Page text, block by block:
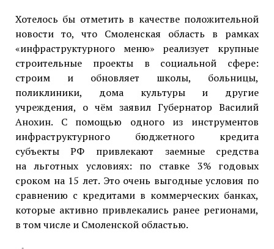
Хотелось бы отметить в качестве положительной
новости то, что Смоленская область в рамках
«инфраструктурного меню» реализует крупные
строительные проекты в социальной сфере:
строим и обновляет школы, больницы,
поликлиники, дома культуры и другие
учреждения, о чём заявил Губернатор Василий
Анохин. С помощью одного из инструментов
инфраструктурного бюджетного кредита
субъекты РФ привлекают заемные средства
на льготных условиях: по ставке 3% годовых
сроком на 15 лет. Это очень выгодные условия по
сравнению с кредитами в коммерческих банках,
которые активно привлекались ранее регионами,
в том числе и Смоленской областью.